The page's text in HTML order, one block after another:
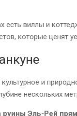
есть виллы и
которые ценят
и
нескольких
руины Эль-Рей